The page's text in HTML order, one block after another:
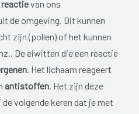
reactievan ons
de omgeving. Dit kunnen
zijn (pollen) of het kunnen
De eiwitten die een reactie
. Het lichaam reageert
antistoffen. Het zijn deze
volgende keren dat je met